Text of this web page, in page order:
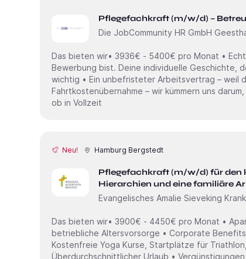
Pflegefachkraft (m/w/d) –
Die JobCommunity HR GmbH
Das bieten wir• 3936€ - 5400€ pro Monat •
Bewerbung bist. Deine individuelle Geschichte,
wichtig • Ein unbefristeter Arbeitsvertrag – weil
Fahrtkostenübernahme – wir kümmern uns
ob in Vollzeit
Neu! Hamburg Bergstedt
Pflegefachkraft (m/w/d) für den
Hierarchien und eine familiäre
Evangelisches Amalie Sieveking
Das bieten wir• 3900€ - 4450€ pro Monat •
betriebliche Altersvorsorge • Corporate
Kostenfreie Yoga Kurse, Startplätze für
Überdurchschnittlicher Urlaub •